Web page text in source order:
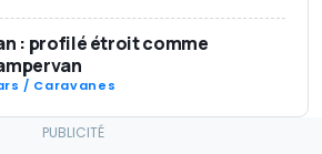
: profilé étroit comme
/ Caravanes